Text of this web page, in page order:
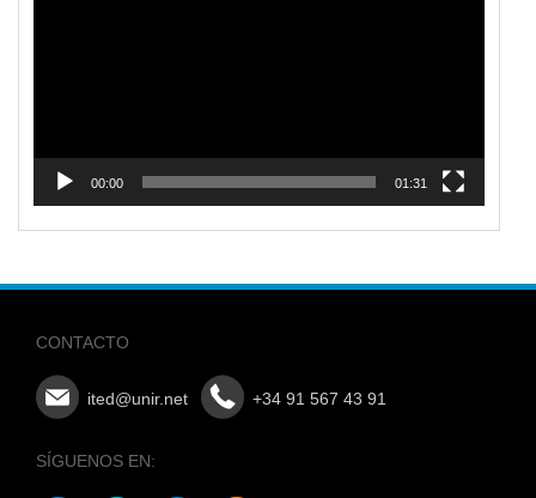
00:00 01:31
CONTACTO
ited@unir.net +34 91 567 43 91
SÍGUENOS EN: